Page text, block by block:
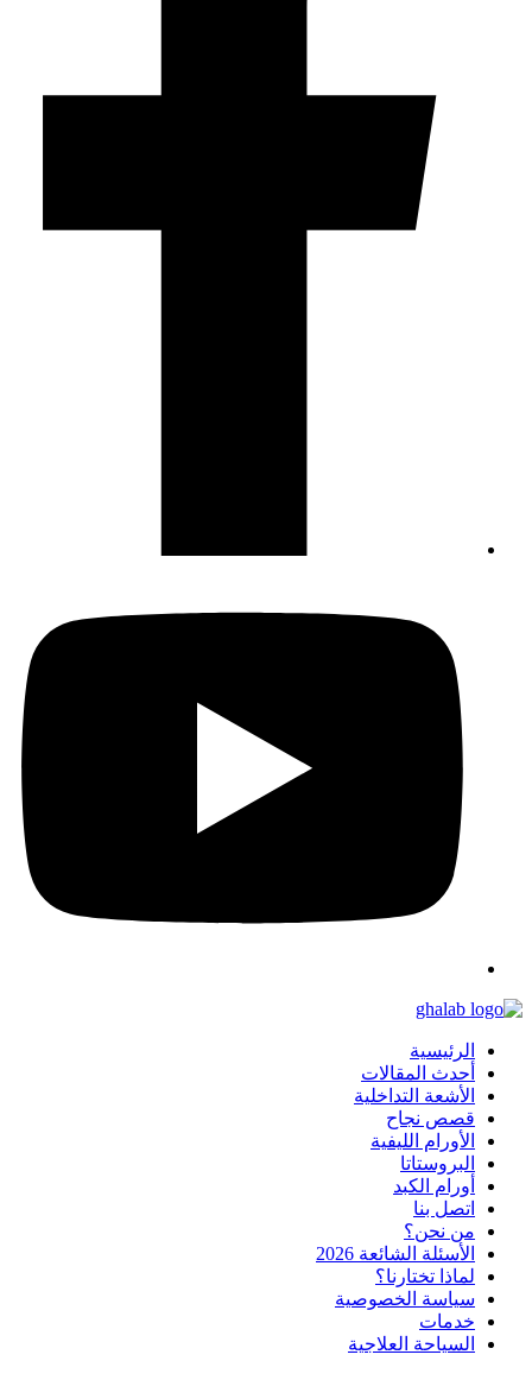
الرئيسية
أحدث المقالات
الأشعة التداخلية
قصص نجاح
الأورام الليفية
البروستاتا
أورام الكبد
اتصل بنا
من نحن؟
الأسئلة الشائعة 2026
لماذا تختارنا؟
سياسة الخصوصية
خدمات
السياحة العلاجية